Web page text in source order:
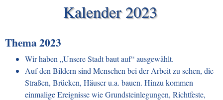
Kalender 2023
Thema 2023
Wir haben „Unsere Stadt baut auf“ ausgewählt.
Auf den Bildern sind Menschen bei der Arbeit zu sehen, die
Straßen, Brücken, Häuser u.a. bauen. Hinzu kommen
einmalige Ereignisse wie Grundsteinlegungen, Richtfeste,